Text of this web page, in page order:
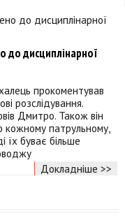
до дисциплінарної
прокоментував
розслідування.
Дмитро. Також він
кожному патрульному,
їх буває більше
Докладніше >>